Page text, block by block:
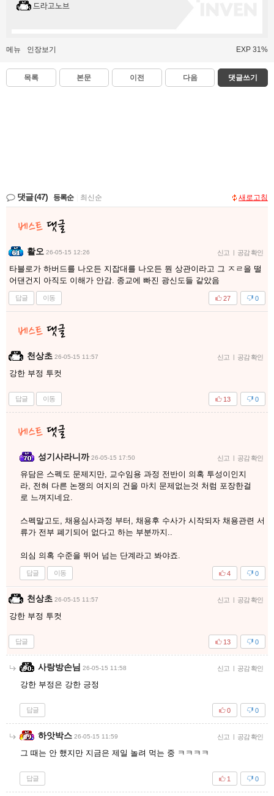
드라고노브
메뉴 인장보기 EXP 31%
목록 본문 이전 다음 댓글쓰기
댓글(47) 등록순 최신순 새로고침
활오 26-05-15 12:26 신고 | 공감 확인
타블로가 하버드를 나오든 지잡대를 나오든 뭔 상관이라고 그 ㅈㄹ을 떨
어댄건지 아직도 이해가 안감. 종교에 빠진 광신도들 같았음
답글 이동 0
27
천상초 26-05-15 11:57 신고 | 공감 확인
강한 부정 투컷
답글 이동 0
13
성기사라니까 26-05-15 17:50 신고 | 공감 확인
유담은 스펙도 문제지만, 교수임용 과정 전반이 의혹 투성이인지
라, 전혀 다른 논쟁의 여지의 건을 마치 문제없는것 처럼 포장한걸
로 느껴지네요.
스펙말고도, 채용심사과정 부터, 채용후 수사가 시작되자 채용관련 서
류가 전부 폐기되어 없다고 하는 부분까지..
의심 의혹 수준을 뛰어 넘는 단계라고 봐야죠.
답글 이동 0
4
천상초 26-05-15 11:57 신고 | 공감 확인
강한 부정 투컷
답글 0
13
사랑방손님 26-05-15 11:58 신고 | 공감 확인
강한 부정은 강한 긍정
답글 0
0
하앗박스 26-05-15 11:59 신고 | 공감 확인
그 때는 안 했지만 지금은 제일 놀려 먹는 중 ㅋㅋㅋㅋ
답글 0
1